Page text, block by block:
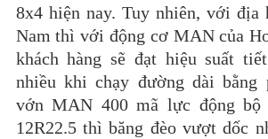
8x4 hiện nay. Tuy nhiên, với địa
Nam thì với động cơ MAN của
khách hàng sẽ đạt hiệu suất
nhiều khi chạy đường dài bằng
vớn MAN 400 mã lực động
12R22.5 thì băng đèo vượt dốc